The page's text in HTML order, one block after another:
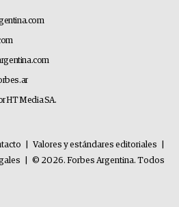
HT Media SA.
Valores y estándares editoriales
© 2026. Forbes Argentina. Todos